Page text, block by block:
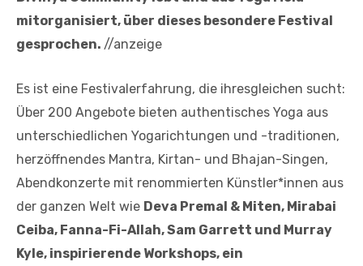
mitorganisiert, über dieses besondere Festival
gesprochen. //anzeige
Es ist eine Festivalerfahrung, die ihresgleichen sucht:
Über 200 Angebote bieten authentisches Yoga aus
unterschiedlichen Yogarichtungen und -traditionen,
herzöffnendes Mantra, Kirtan- und Bhajan-Singen,
Abendkonzerte mit renommierten Künstler*innen aus
der ganzen Welt wie Deva Premal & Miten, Mirabai
Ceiba, Fanna-Fi-Allah, Sam Garrett und Murray
Kyle, inspirierende Workshops, ein